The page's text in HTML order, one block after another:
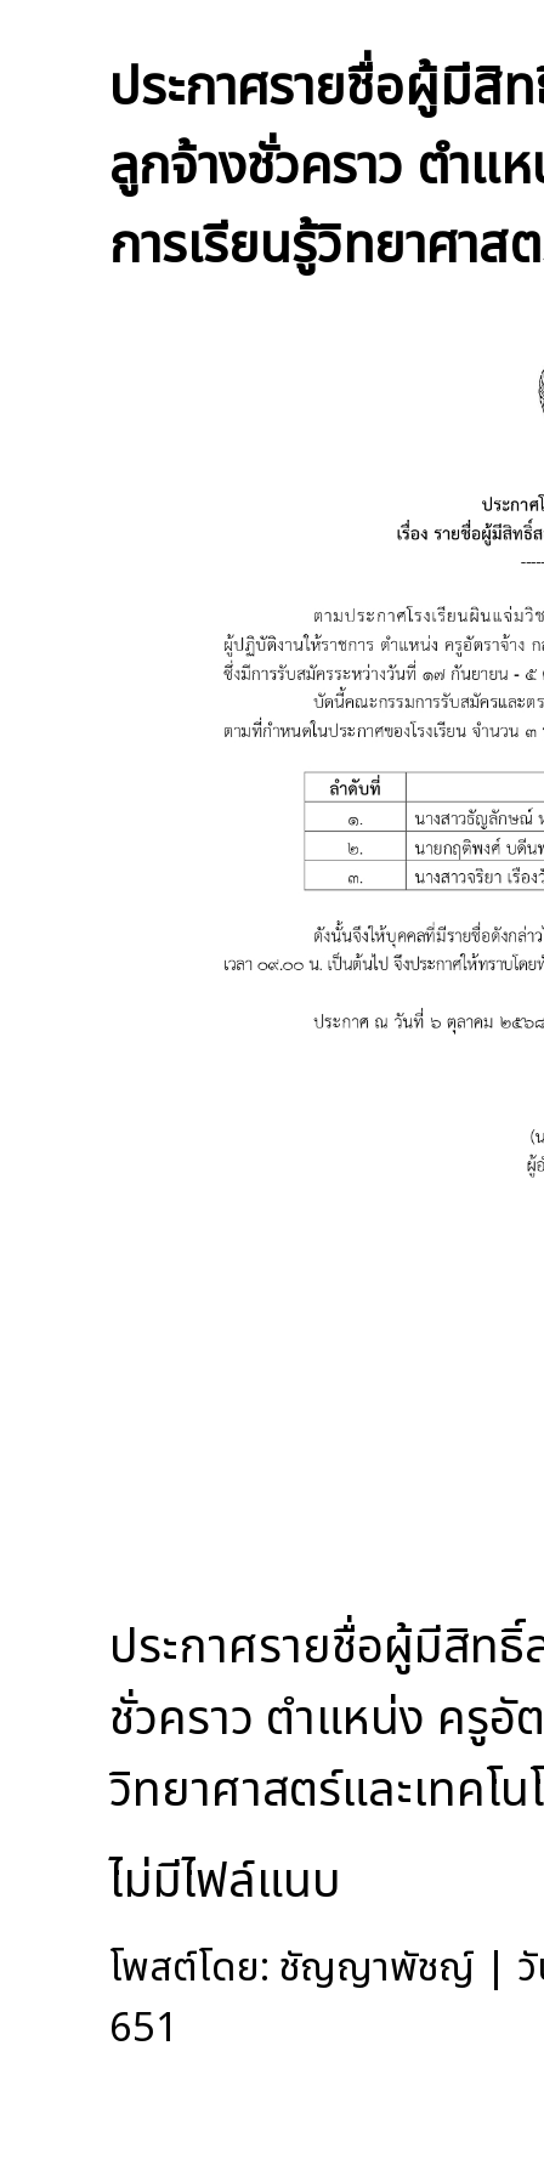
ประกาศรายชื่อผู้มีสิ
ลูกจ้างชั่วคราว ตำแ
การเรียนรู้วิทยาศาส
ประกาศรายชื่อผู้มีสิท
ชั่วคราว ตำแหน่ง ครูอั
วิทยาศาสตร์และเทคโน
ไม่มีไฟล์แนบ
โพสต์โดย: ชัญญาพัชญ์ | วั
651